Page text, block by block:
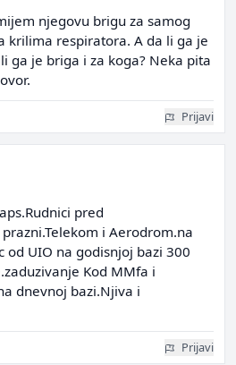
njegovu brigu za samog
krilima respiratora. A da li ga je
ga je briga i za koga? Neka pita
Prijavi
pred
i Aerodrom.na
od UIO na godisnjoj bazi 300
Kod MMfa i
dnevnoj bazi.Njiva i
Prijavi